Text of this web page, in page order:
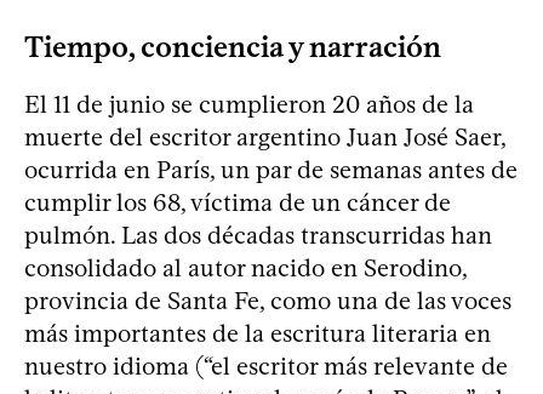
Tiempo, conciencia y narración
El 11 de junio se cumplieron 20 años de la
muerte del escritor argentino Juan José Saer,
ocurrida en París, un par de semanas antes de
cumplir los 68, víctima de un cáncer de
pulmón. Las dos décadas transcurridas han
consolidado al autor nacido en Serodino,
provincia de Santa Fe, como una de las voces
más importantes de la escritura literaria en
nuestro idioma (“el escritor más relevante de